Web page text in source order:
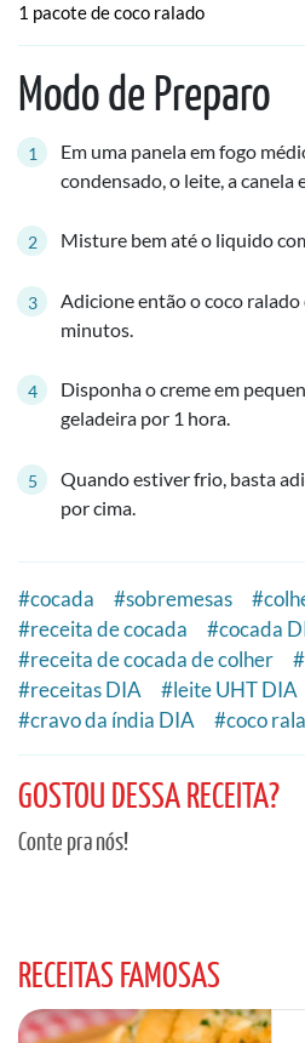
1 pacote de coco ralado
Modo de Preparo
Em uma panela em fogo
condensado, o leite, a canela
Misture bem até o liquido
Adicione então o coco ralado
minutos.
Disponha o creme em
geladeira por 1 hora.
Quando estiver frio, basta
por cima.
#cocada #sobremesas #
#receita de cocada #cocada
#receita de cocada de colher #
#receitas DIA #leite UHT DIA
#cravo da índia DIA #coco
GOSTOU DESSA RECEITA?
Conte pra nós!
RECEITAS FAMOSAS